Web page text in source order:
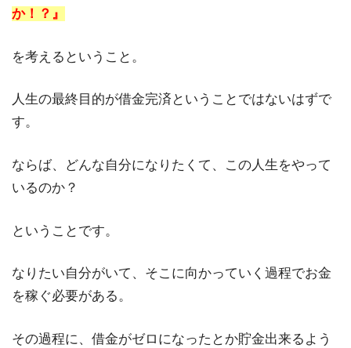
か！？』
を考えるということ。
人生の最終目的が借金完済ということではないはずで
す。
ならば、どんな自分になりたくて、この人生をやって
いるのか？
ということです。
なりたい自分がいて、そこに向かっていく過程でお金
を稼ぐ必要がある。
その過程に、借金がゼロになったとか貯金出来るよう